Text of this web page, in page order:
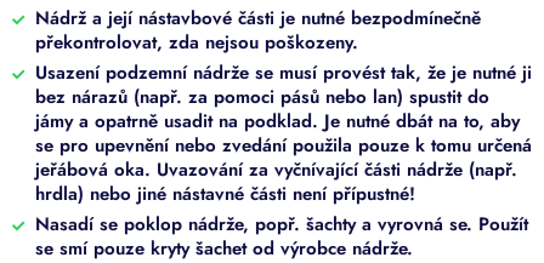
Nádrž a její nástavbové části je nutné bezpodmínečně
překontrolovat, zda nejsou poškozeny.
Usazení podzemní nádrže se musí provést tak, že je nutné ji
bez nárazů (např. za pomoci pásů nebo lan) spustit do
jámy a opatrně usadit na podklad. Je nutné dbát na to, aby
se pro upevnění nebo zvedání použila pouze k tomu určená
jeřábová oka. Uvazování za vyčnívající části nádrže (např.
hrdla) nebo jiné nástavné části není přípustné!
Nasadí se poklop nádrže, popř. šachty a vyrovná se. Použít
se smí pouze kryty šachet od výrobce nádrže.